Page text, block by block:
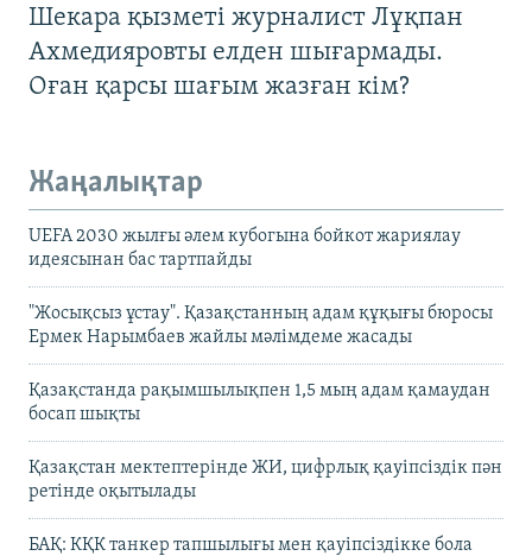
Шекара қызметі журналист Лұқпан
Ахмедияровты елден шығармады.
Оған қарсы шағым жазған кім?
Жаңалықтар
UEFA 2030 жылғы әлем кубогына бойкот жариялау
идеясынан бас тартпайды
"Жосықсыз ұстау". Қазақстанның адам құқығы бюросы
Ермек Нарымбаев жайлы мәлімдеме жасады
Қазақстанда рақымшылықпен 1,5 мың адам қамаудан
босап шықты
Қазақстан мектептерінде ЖИ, цифрлық қауіпсіздік пән
ретінде оқытылады
БАҚ: КҚК танкер тапшылығы мен қауіпсіздікке бола